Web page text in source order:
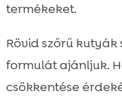
termékeket.
Rövid szőrű
formulát ajánljuk.
csökkentése